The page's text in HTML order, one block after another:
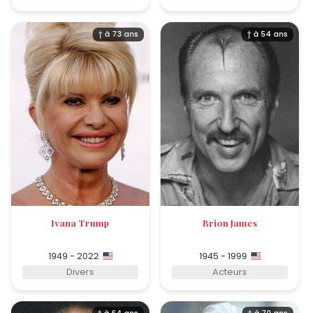
† à 73 ans
Ivana Trump
1949 - 2022
Divers
† à 54 ans
Brion James
1945 - 1999
Acteurs